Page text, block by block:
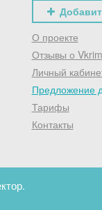
О проекте
Отзывы о
Личный
Предложение
Тарифы
Контакты